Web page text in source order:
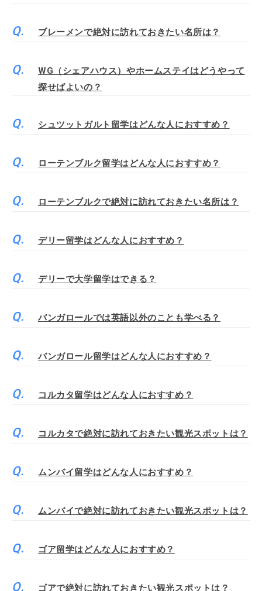
ブレーメンで絶対に訪れておきたい名所は？
WG（シェアハウス）やホームステイはどうやって
探せばよいの？
シュツットガルト留学はどんな人におすすめ？
ローテンブルク留学はどんな人におすすめ？
ローテンブルクで絶対に訪れておきたい名所は？
デリー留学はどんな人におすすめ？
デリーで大学留学はできる？
バンガロールでは英語以外のことも学べる？
バンガロール留学はどんな人におすすめ？
コルカタ留学はどんな人におすすめ？
コルカタで絶対に訪れておきたい観光スポットは？
ムンバイ留学はどんな人におすすめ？
ムンバイで絶対に訪れておきたい観光スポットは？
ゴア留学はどんな人におすすめ？
ゴアで絶対に訪れておきたい観光スポットは？